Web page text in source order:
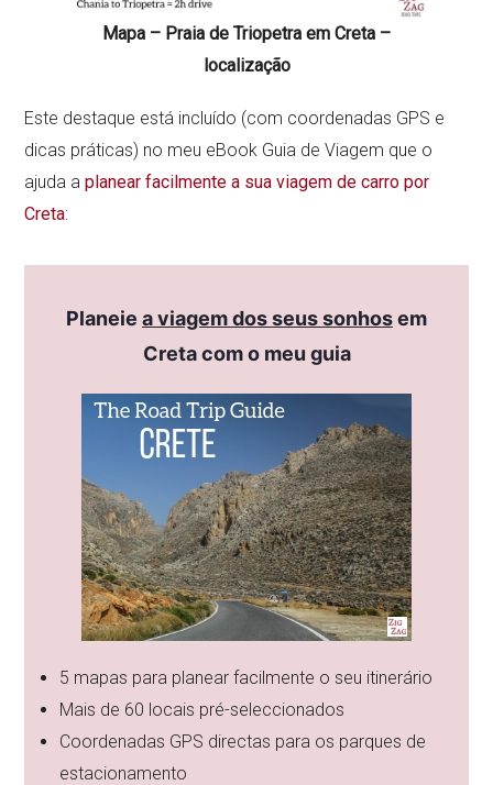
Mapa – Praia de Triopetra em Creta –
localização
Este destaque está incluído (com coordenadas GPS e
dicas práticas) no meu eBook Guia de Viagem que o
ajuda aplanear facilmente a sua viagem de carro por
Creta:
Planeie a viagem dos seus sonhosem
Creta com o meu guia
5 mapas para planear facilmente o seu itinerário
Mais de 60 locais pré-seleccionados
Coordenadas GPS directas para os parques de
estacionamento